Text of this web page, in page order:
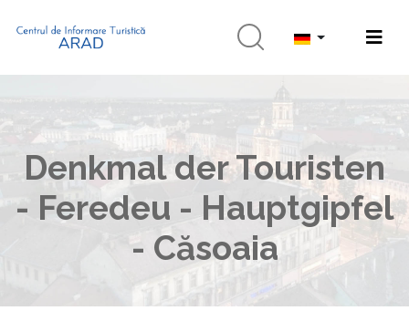
Denkmal der Touristen
- Feredeu - Hauptgipfel
- Căsoaia